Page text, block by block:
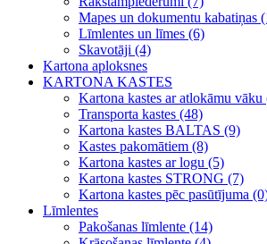
Mapes un dokumentu kabatiņas
Līmlentes un līmes (6)
Skavotāji (4)
Kartona aploksnes
KARTONA KASTES
Kartona kastes ar atlokāmu vāku
Transporta kastes (48)
Kartona kastes BALTAS (9)
Kastes pakomātiem (8)
Kartona kastes ar logu (5)
Kartona kastes STRONG (7)
Kartona kastes pēc pasūtījuma
Līmlentes
Pakošanas līmlente (14)